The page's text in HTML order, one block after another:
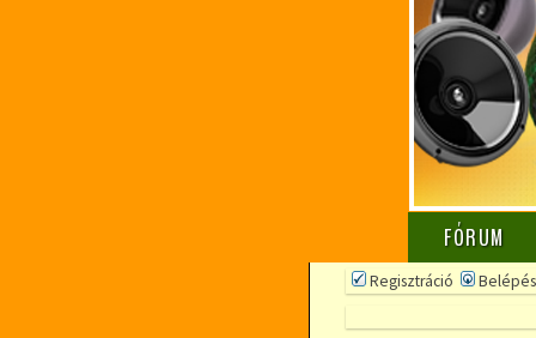
FÓRUM
Regisztráció Belépés